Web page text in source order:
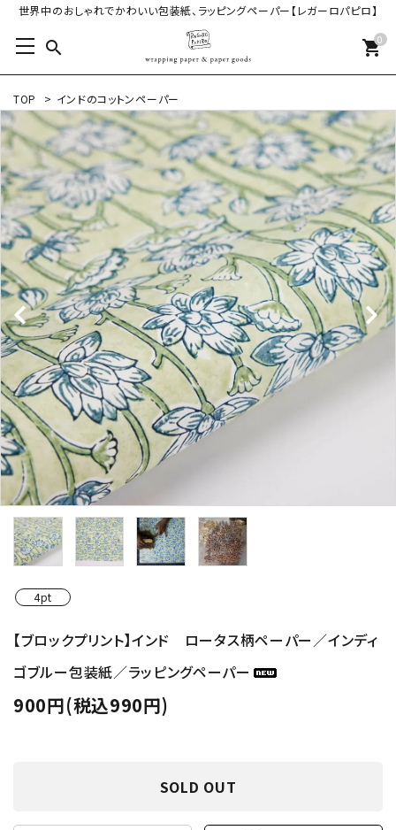
世界中のおしゃれでかわいい包装紙、ラッピングペーパー【レガーロパピロ】
search 0
shopping_cart
TOP > インドのコットンペーパー
4pt
【ブロックプリント】インド ロータス柄ペーパー／インディ
ゴブルー包装紙／ラッピングペーパー
900円(税込990円)
SOLD OUT